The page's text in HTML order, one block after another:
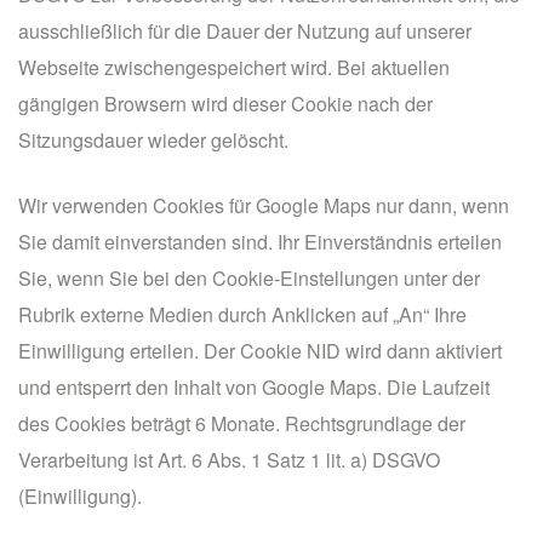
ausschließlich für die Dauer der Nutzung auf unserer
Webseite zwischengespeichert wird. Bei aktuellen
gängigen Browsern wird dieser Cookie nach der
Sitzungsdauer wieder gelöscht.
Wir verwenden Cookies für Google Maps nur dann, wenn
Sie damit einverstanden sind. Ihr Einverständnis erteilen
Sie, wenn Sie bei den Cookie-Einstellungen unter der
Rubrik externe Medien durch Anklicken auf „An“ Ihre
Einwilligung erteilen. Der Cookie NID wird dann aktiviert
und entsperrt den Inhalt von Google Maps. Die Laufzeit
des Cookies beträgt 6 Monate. Rechtsgrundlage der
Verarbeitung ist Art. 6 Abs. 1 Satz 1 lit. a) DSGVO
(Einwilligung).